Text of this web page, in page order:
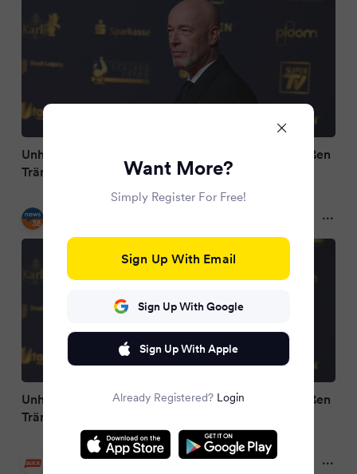
Unheilig bei „Die Goldene Henne“ – plötzlich fließen
Tränen
Unheilig bei „Die Goldene Henne“ – plötzlich fließen
Tränen
MOIN.DE
Want More?
Simply Register For Free!
Sign Up With Email
Sign Up With Google
Sign Up With Apple
Already Registered? Login